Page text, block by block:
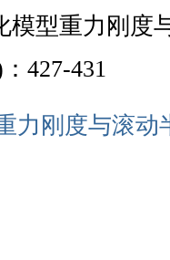
模型重力刚度
427-431
力刚度与滚